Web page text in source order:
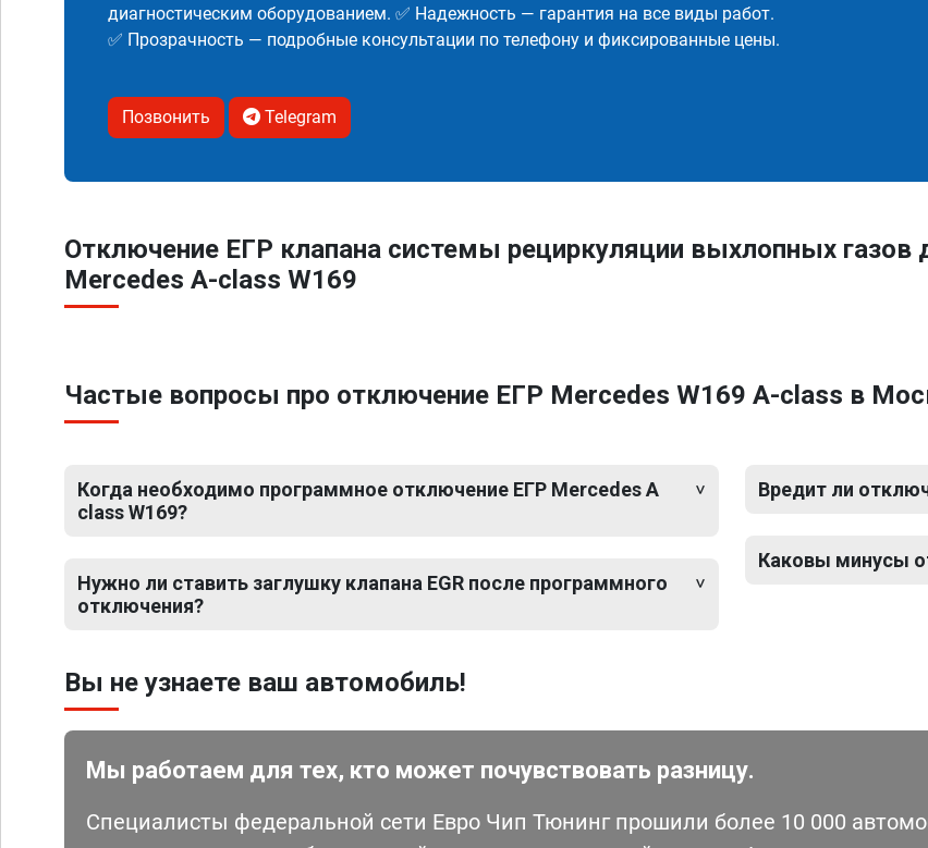
диагностическим оборудованием. ✅ Надежность — гарантия на все виды работ.
✅ Прозрачность — подробные консультации по телефону и фиксированные цены.
Позвонить Telegram
Отключение ЕГР клапана системы рециркуляции выхлопных газов
Mercedes A-class W169
Частые вопросы про отключение ЕГР Mercedes W169 A-class в
Когда необходимо программное отключение ЕГР Mercedes A
class W169?
Нужно ли ставить заглушку клапана EGR после программного
отключения?
Вредит ли
Каковы минусы
Вы не узнаете ваш автомобиль!
Мы работаем для тех, кто может почувствовать разницу.
Специалисты федеральной сети Евро Чип Тюнинг прошили более 10 000